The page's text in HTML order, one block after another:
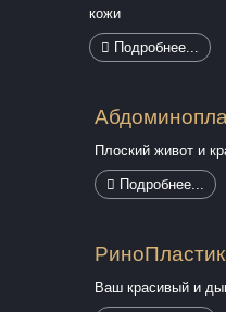
кожи
Подробнее...
Плоский живот и
Подробнее...
Ваш красивый и